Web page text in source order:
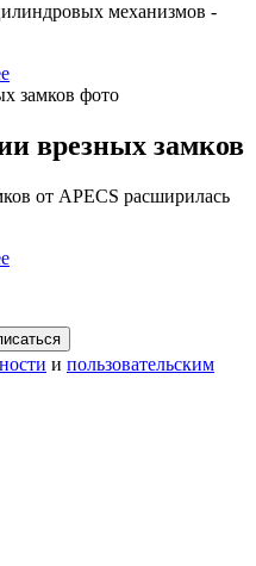
механизмов -
врезных замков
от APECS расширилась
и пользовательским